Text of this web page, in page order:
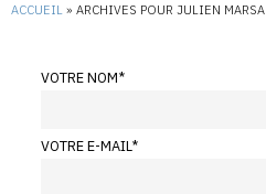
ACCUEIL » ARCHIVES POUR JULIEN MARSA
VOTRE NOM*
VOTRE E-MAIL*